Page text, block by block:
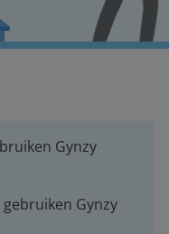
Gynzy
Gynzy